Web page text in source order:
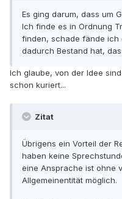
Es ging darum, dass um
Ich finde es in Ordnung
finden, schade fände ich
dadurch Bestand hat,
Ich glaube, von der Idee
schon kuriert...
Zitat
Übrigens ein Vorteil der
haben keine
eine Ansprache ist ohne
Allgemeinentität möglich.